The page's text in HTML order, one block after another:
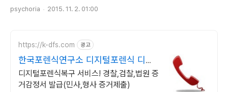
psychoria 2015. 11. 2. 01:00
https://k-dfs.com 광고
한국포렌식연구소 디지털포렌식 디지
털포렌식복구 및 증거감정
디지털포렌식복구 서비스! 경찰,검찰,법원 증
거감정서 발급(민사,형사 증거제출)